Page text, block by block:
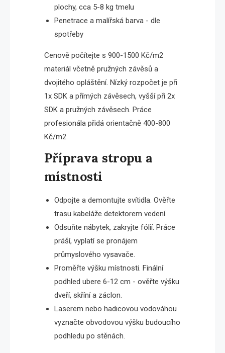
plochy, cca 5-8 kg tmelu
Penetrace a malířská barva - dle
spotřeby
Cenově počítejte s 900-1500 Kč/m2
materiál včetně pružných závěsů a
dvojitého opláštění. Nízký rozpočet je při
1x SDK a přímých závěsech, vyšší při 2x
SDK a pružných závěsech. Práce
profesionála přidá orientačně 400-800
Kč/m2.
Příprava stropu a
místnosti
Odpojte a demontujte svítidla. Ověřte
trasu kabeláže detektorem vedení.
Odsuňte nábytek, zakryjte fólií. Práce
práší, vyplatí se pronájem
průmyslového vysavače.
Proměřte výšku místnosti. Finální
podhled ubere 6-12 cm - ověřte výšku
dveří, skříní a záclon.
Laserem nebo hadicovou vodováhou
vyznačte obvodovou výšku budoucího
podhledu po stěnách.